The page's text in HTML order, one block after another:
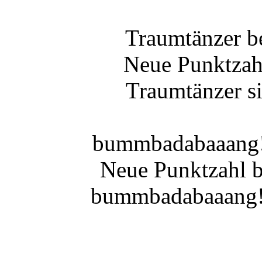
Traumtänzer
Neue
Traumtänzer
Neue Punktzahl